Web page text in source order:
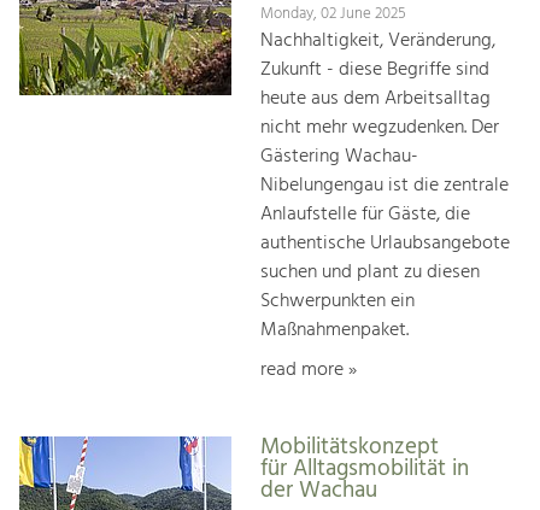
Monday, 02 June 2025
Nachhaltigkeit, Veränderung,
Zukunft - diese Begriffe sind
heute aus dem Arbeitsalltag
nicht mehr wegzudenken. Der
Gästering Wachau-
Nibelungengau ist die zentrale
Anlaufstelle für Gäste, die
authentische Urlaubsangebote
suchen und plant zu diesen
Schwerpunkten ein
Maßnahmenpaket.
read more »
Mobilitätskonzept
für Alltagsmobilität in
der Wachau